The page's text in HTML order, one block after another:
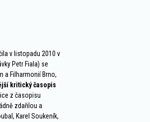
v listopadu 2010 v
Petr Fiala) se
a Filharmonií Brno,
kritický časopis
z časopisu
zdařilou a
Karel Soukeník,